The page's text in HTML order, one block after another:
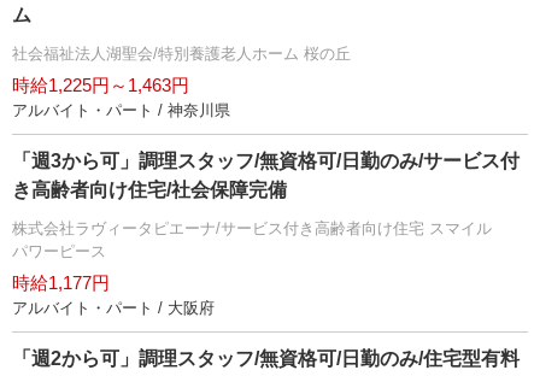
ム
社会福祉法人湖聖会/特別養護老人ホーム 桜の丘
時給1,225円～1,463円
アルバイト・パート / 神奈川県
「週3から可」調理スタッフ/無資格可/日勤のみ/サービス付
き高齢者向け住宅/社会保障完備
株式会社ラヴィータピエーナ/サービス付き高齢者向け住宅 スマイル
パワーピース
時給1,177円
アルバイト・パート / 大阪府
「週2から可」調理スタッフ/無資格可/日勤のみ/住宅型有料